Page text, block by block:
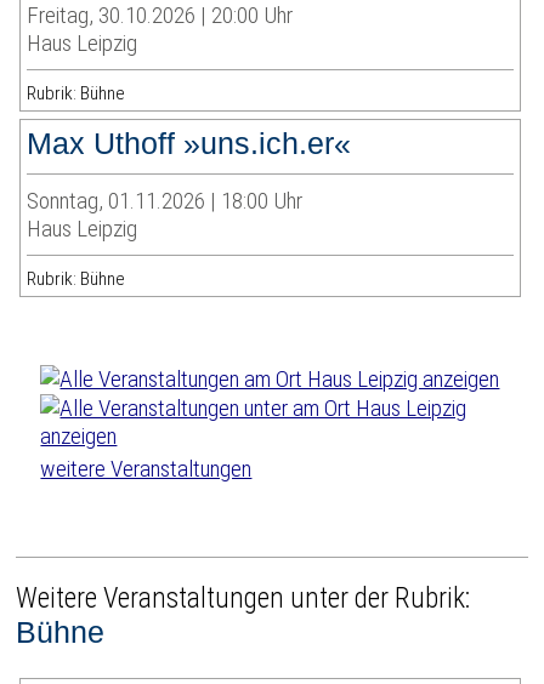
Freitag, 30.10.2026 | 20:00 Uhr
Haus Leipzig
Rubrik: Bühne
Max Uthoff »uns.ich.er«
Sonntag, 01.11.2026 | 18:00 Uhr
Haus Leipzig
Rubrik: Bühne
weitere Veranstaltungen
Weitere Veranstaltungen unter der Rubrik:
Bühne